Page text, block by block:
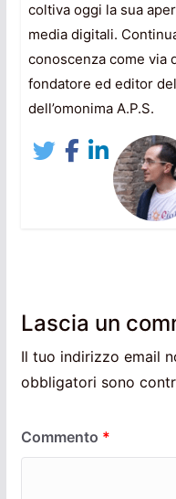
coltiva oggi la sua
media digitali.
conoscenza come via
fondatore ed editor
dell’omonima A.P.S.
Lascia un
Il tuo indirizzo email
obbligatori sono
Commento *